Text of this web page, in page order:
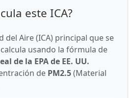
este ICA?
del Aire (ICA) principal que se
usando la fórmula de
de la EPA de EE. UU.
de PM2.5(Material